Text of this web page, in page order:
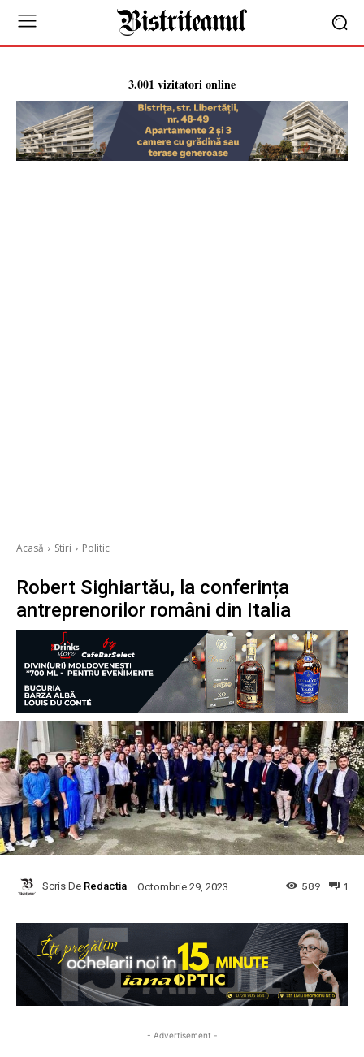
3.001 vizitatori online
Acasă Stiri Politic
Robert Sighiartău, la conferința
antreprenorilor români din Italia
Scris De Redactia Octombrie 29, 2023 1
589
- Advertisement -